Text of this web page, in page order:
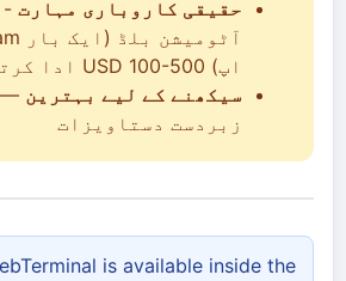
حقیقی کاروباری مہارت -
اپ) USD 100-500 ادا کرتے ہیں۔
سیکھنے کے لیے بہترین
زبردست دستاویزات
is available inside the